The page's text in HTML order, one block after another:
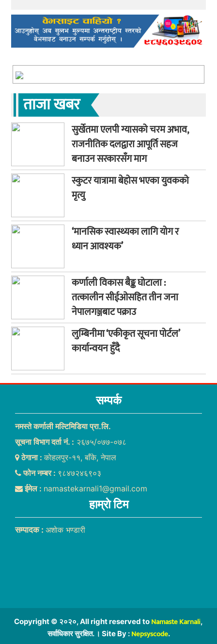
ताजा खबर
सुर्खेतमा एलपी ग्यासको चरम अभाव,
राजनीतिक दलद्वारा आपूर्ति सहज
बनाउन सरकारसँग माग
स्कुटर यात्रामा बेहोस भएका युवकको
मृत्यु
‘मानसिक स्वास्थ्यका लागि योग र
ध्यान आवश्यक’
कर्णाली विकास बैङ्क घोटाला :
तत्कालीन सीईओसहित तीन जना
नेपालगञ्जबाट पक्राउ
लुम्बिनीमा ‘एकीकृत सूचना पोर्टल’
कार्यान्वयन हुँदै
सम्पर्क
नमस्ते कर्णाली मल्टिमिडिया प्रा.लि.
सूचना विभाग दर्ता नं. : २६७५/०७७-०७८
ठेगाना :काेहलपुर-११, बाँके, नेपाल
फोन नम्बर : ९८४७२४६९०३
ईमेल : namastekarnali1@gmail.com
हाम्राे टिम
सम्पादक : अशाेक भण्डारी
Copyright © २०२०, All right reserved to Namaste Karnali,
सर्वाधिकार सुरक्षित. । Site By : Nepsyscode.